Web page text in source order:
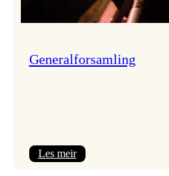
Generalforsamling
Les meir: